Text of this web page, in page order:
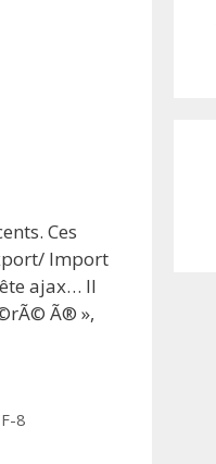
Ces
Import
ajax… Il
Ã® »,
8